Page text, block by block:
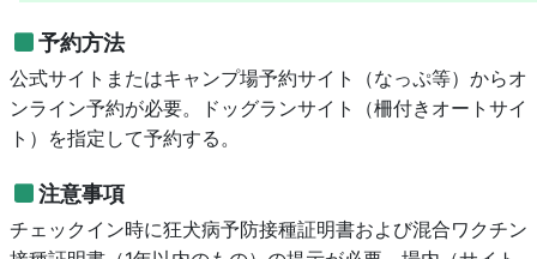
予約方法
公式サイトまたはキャンプ場予約サイト（なっぷ等）からオ
ンライン予約が必要。ドッグランサイト（柵付きオートサイ
ト）を指定して予約する。
注意事項
チェックイン時に狂犬病予防接種証明書および混合ワクチン